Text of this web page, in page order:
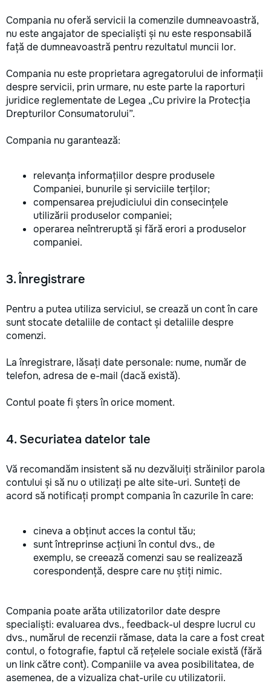
Compania nu oferă servicii la comenzile dumneavoastră,
nu este angajator de specialiști și nu este responsabilă
față de dumneavoastră pentru rezultatul muncii lor.
Compania nu este proprietara agregatorului de informații
despre servicii, prin urmare, nu este parte la raporturi
juridice reglementate de Legea „Cu privire la Protecția
Drepturilor Consumatorului”.
Compania nu garantează:
relevanța informațiilor despre produsele
Companiei, bunurile și serviciile terților;
compensarea prejudiciului din consecințele
utilizării produselor companiei;
operarea neîntreruptă și fără erori a produselor
companiei.
3. Înregistrare
Pentru a putea utiliza serviciul, se crează un cont în care
sunt stocate detaliile de contact și detaliile despre
comenzi.
La înregistrare, lăsați date personale: nume, număr de
telefon, adresa de e-mail (dacă există).
Contul poate fi șters în orice moment.
4. Securiatea datelor tale
Vă recomandăm insistent să nu dezvăluiți străinilor parola
contului și să nu o utilizați pe alte site-uri. Sunteți de
acord să notificați prompt compania în cazurile în care:
cineva a obținut acces la contul tău;
sunt întreprinse acțiuni în contul dvs., de
exemplu, se creează comenzi sau se realizează
corespondență, despre care nu știți nimic.
Compania poate arăta utilizatorilor date despre
specialiști: evaluarea dvs., feedback-ul despre lucrul cu
dvs., numărul de recenzii rămase, data la care a fost creat
contul, o fotografie, faptul că rețelele sociale există (fără
un link către cont). Companiile va avea posibilitatea, de
asemenea, de a vizualiza chat-urile cu utilizatorii.